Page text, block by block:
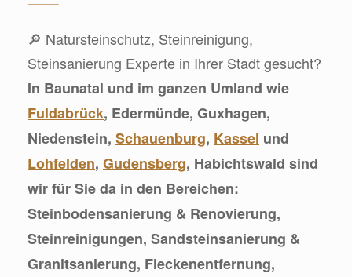
🔎 Natursteinschutz, Steinreinigung,
Steinsanierung Experte in Ihrer Stadt gesucht?
In Baunatal und im ganzen Umland wie
Fuldabrück, Edermünde, Guxhagen,
Niedenstein, Schauenburg, Kassel und
Lohfelden, Gudensberg, Habichtswald sind
wir für Sie da in den Bereichen:
Steinbodensanierung & Renovierung,
Steinreinigungen, Sandsteinsanierung &
Granitsanierung, Fleckenentfernung,